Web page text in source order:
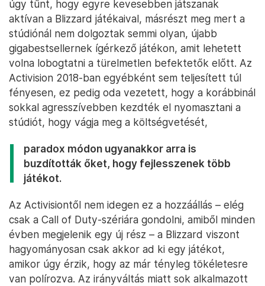
úgy tűnt, hogy egyre kevesebben játszanak
aktívan a Blizzard játékaival, másrészt meg mert a
stúdiónál nem dolgoztak semmi olyan, újabb
gigabestsellernek ígérkező játékon, amit lehetett
volna lobogtatni a türelmetlen befektetők előtt. Az
Activision 2018-ban egyébként sem teljesített túl
fényesen, ez pedig oda vezetett, hogy a korábbinál
sokkal agresszívebben kezdték el nyomasztani a
stúdiót, hogy vágja meg a költségvetését,
paradox módon ugyanakkor arra is
buzdították őket, hogy fejlesszenek több
játékot.
Az Activisiontől nem idegen ez a hozzáállás – elég
csak a Call of Duty-szériára gondolni, amiből minden
évben megjelenik egy új rész – a Blizzard viszont
hagyományosan csak akkor ad ki egy játékot,
amikor úgy érzik, hogy az már tényleg tökéletesre
van polírozva. Az irányváltás miatt sok alkalmazott